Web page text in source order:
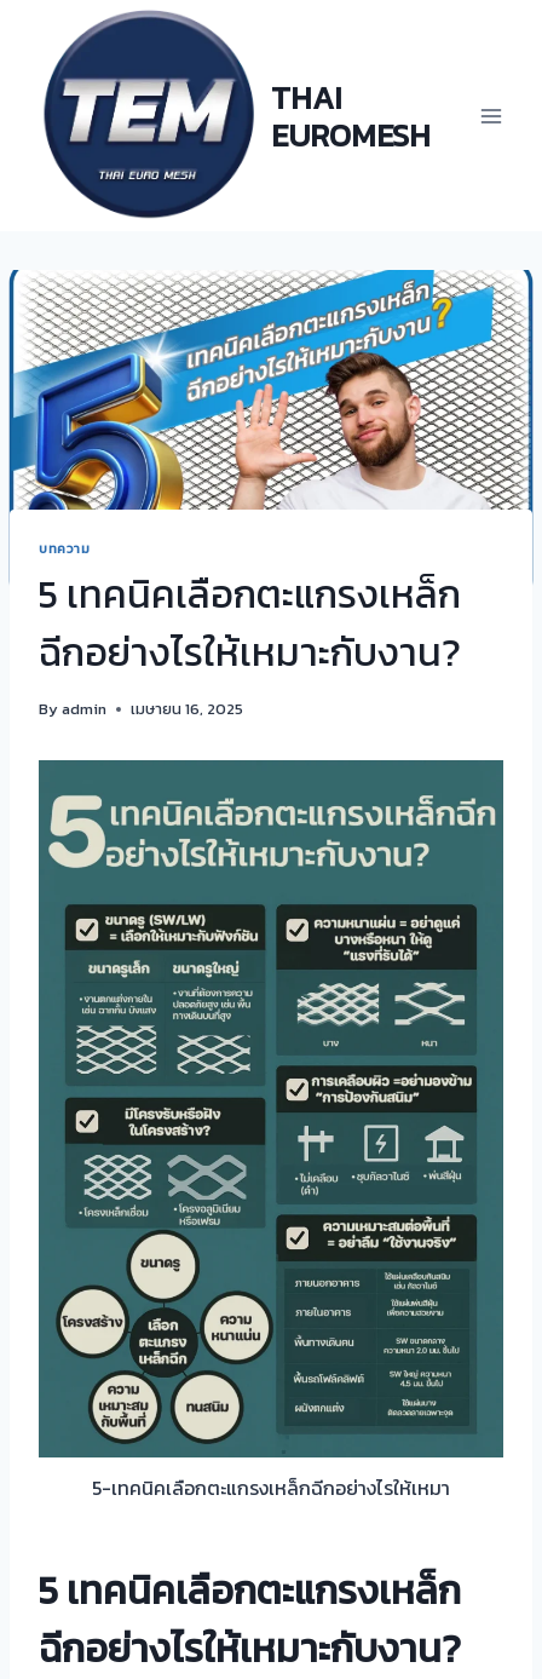
content
THAI
EUROMESH
บทความ
5 เทคนิคเลือกตะแกรงเหล็ก
ฉีกอย่างไรให้เหมาะกับงาน?
Byadmin เมษายน 16, 2025
5-เทคนิคเลือกตะแกรงเหล็กฉีกอย่างไรให้เหมา
5เทคนิคเลือกตะแกรงเหล็ก
ฉีกอย่างไรให้เหมาะกับงาน?